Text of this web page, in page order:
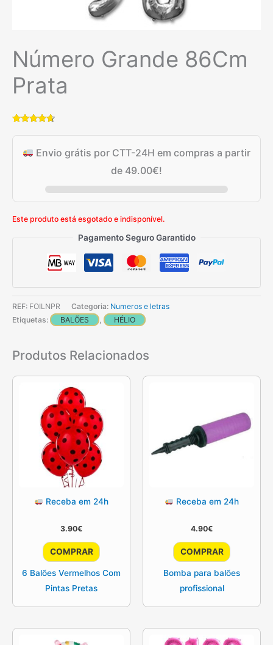
Número Grande 86Cm
Prata
com4.50
base emEnvio grátis por CTT-24H em compras a partir
de 49.00€!
Este produto está esgotado e indisponível.
Pagamento Seguro Garantido
REF: FOILNPR Categoria: Numeros e letras
Etiquetas:
BALÕES , HÉLIO
Produtos Relacionados
Receba em 24h
3.90€
COMPRAR
6 Balões Vermelhos Com
Pintas Pretas
Receba em 24h
4.90€
COMPRAR
Bomba para balões
profissional